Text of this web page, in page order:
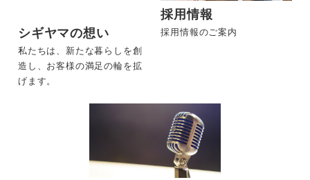
シギヤマの想い
私たちは、新たな暮らしを創
造し、お客様の満足の輪を拡
げます。
採用情報
採用情報のご案内